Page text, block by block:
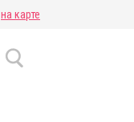
на карте